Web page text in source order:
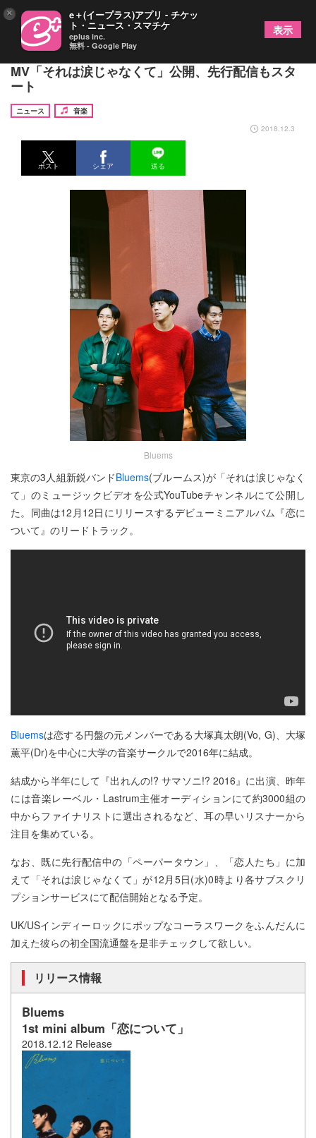
3000組を勝ち抜いた新鋭バンドBluems、新
MV「それは涙じゃなくて」公開、先行配信もスタ
ート
ニュース
音楽
2018.12.3
ポスト シェア 送る
Bluems
東京の3人組新鋭バンドBluems(ブルームス)が「それは涙じゃなく
て」のミュージックビデオを公式YouTubeチャンネルにて公開し
た。同曲は12月12日にリリースするデビューミニアルバム『恋に
ついて』のリードトラック。
Bluemsは恋する円盤の元メンバーである大塚真太朗(Vo, G)、大塚
薫平(Dr)を中心に大学の音楽サークルで2016年に結成。
結成から半年にして『出れんの!? サマソニ!? 2016』に出演、昨年
には音楽レーベル・Lastrum主催オーディションにて約3000組の
中からファイナリストに選出されるなど、耳の早いリスナーから
注目を集めている。
なお、既に先行配信中の「ペーパータウン」、「恋人たち」に加
えて「それは涙じゃなくて」が12月5日(水)0時より各サブスクリ
プションサービスにて配信開始となる予定。
UK/USインディーロックにポップなコーラスワークをふんだんに
加えた彼らの初全国流通盤を是非チェックして欲しい。
リリース情報
Bluems
1st mini album「恋について」
2018.12.12 Release
× e＋(イープラス)アプリ - チケッ
ト・ニュース・スマチケ
eplus inc.
無料 - Google Play
表示